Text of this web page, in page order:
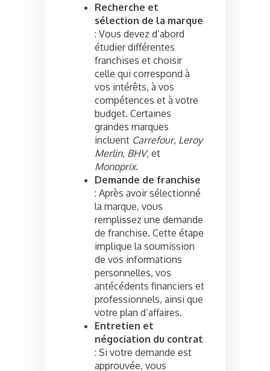
Recherche et
sélection de la marque
: Vous devez d’abord
étudier différentes
franchises et choisir
celle qui correspond à
vos intérêts, à vos
compétences et à votre
budget. Certaines
grandes marques
incluent Carrefour, Leroy
Merlin, BHV, et
Monoprix.
Demande de franchise
: Après avoir sélectionné
la marque, vous
remplissez une demande
de franchise. Cette étape
implique la soumission
de vos informations
personnelles, vos
antécédents financiers et
professionnels, ainsi que
votre plan d’affaires.
Entretien et
négociation du contrat
: Si votre demande est
approuvée, vous